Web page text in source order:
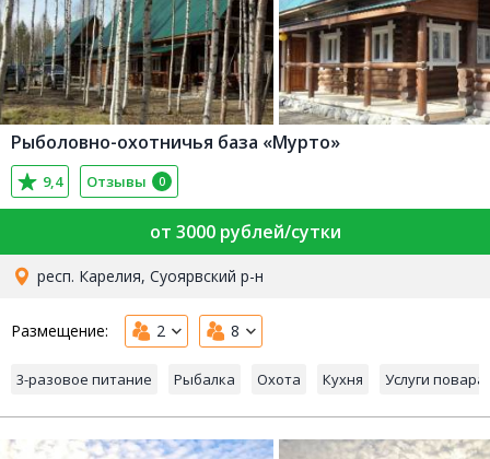
Рыболовно-охотничья база «Мурто»
9,4 Отзывы 0
от 3000 рублей/сутки
респ. Карелия, Суоярвский р-н
Размещение: 2 8
3-разовое питание Рыбалка Охота Кухня Услуги повара